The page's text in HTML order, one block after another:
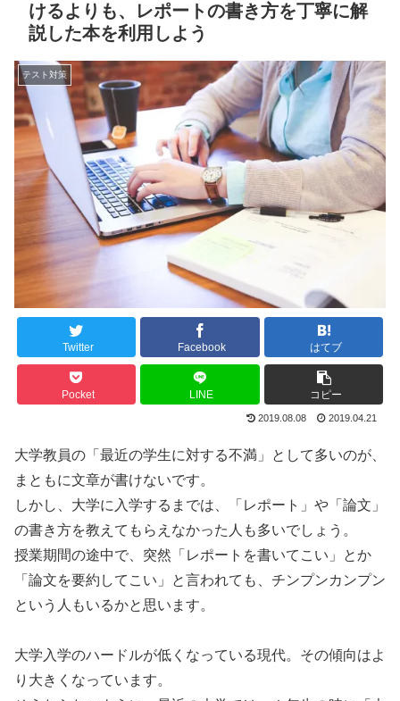
けるよりも、レポートの書き方を丁寧に解
説した本を利用しよう
テスト対策
Twitter Facebook はてブ
Pocket LINE コピー
2019.08.08 2019.04.21
大学教員の「最近の学生に対する不満」として多いのが、
まともに文章が書けないです。
しかし、大学に入学するまでは、「レポート」や「論文」
の書き方を教えてもらえなかった人も多いでしょう。
授業期間の途中で、突然「レポートを書いてこい」とか
「論文を要約してこい」と言われても、チンプンカンプン
という人もいるかと思います。
大学入学のハードルが低くなっている現代。その傾向はよ
り大きくなっています。